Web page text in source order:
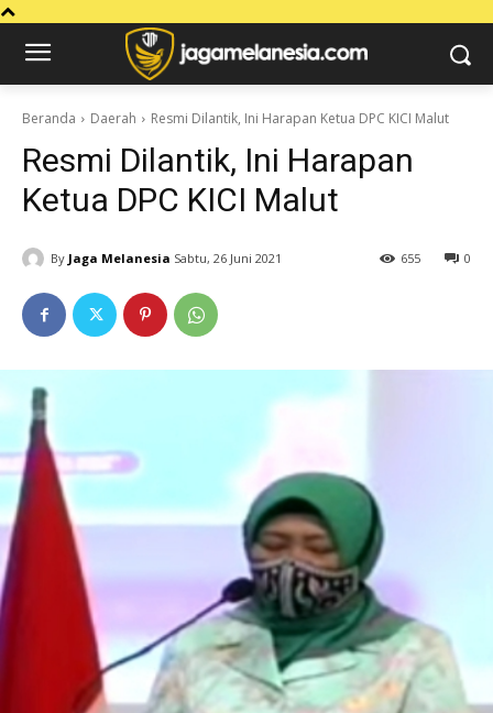
Beranda Daerah Resmi Dilantik, Ini Harapan Ketua DPC KICI Malut
Resmi Dilantik, Ini Harapan
Ketua DPC KICI Malut
By Jaga Melanesia Sabtu, 26 Juni 2021 0
655